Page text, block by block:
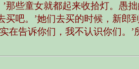
些童女就都起来收拾灯。愚
吧。’她们去买的时候，新郎
在告诉你们，我不认识你们。’